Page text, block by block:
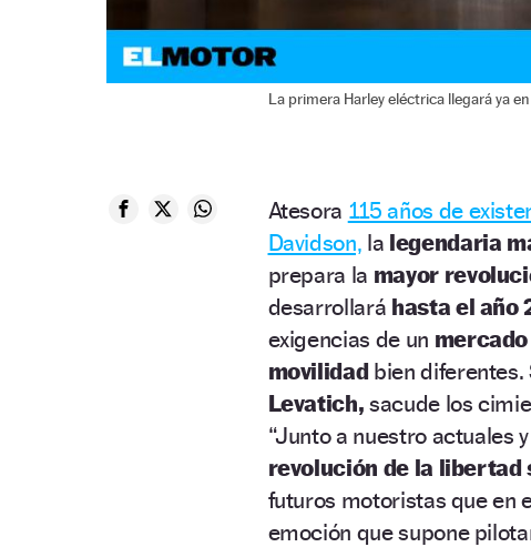
La primera Harley eléctrica llegará ya
Atesora 115 años de
Davidson, la legendaria
prepara la mayor
desarrollará hasta el año
exigencias de un
movilidadbien diferentes.
Levatich, sacude los
“Junto a nuestro actuales
revolución de la libertad
futuros motoristas que en
emoción que supone